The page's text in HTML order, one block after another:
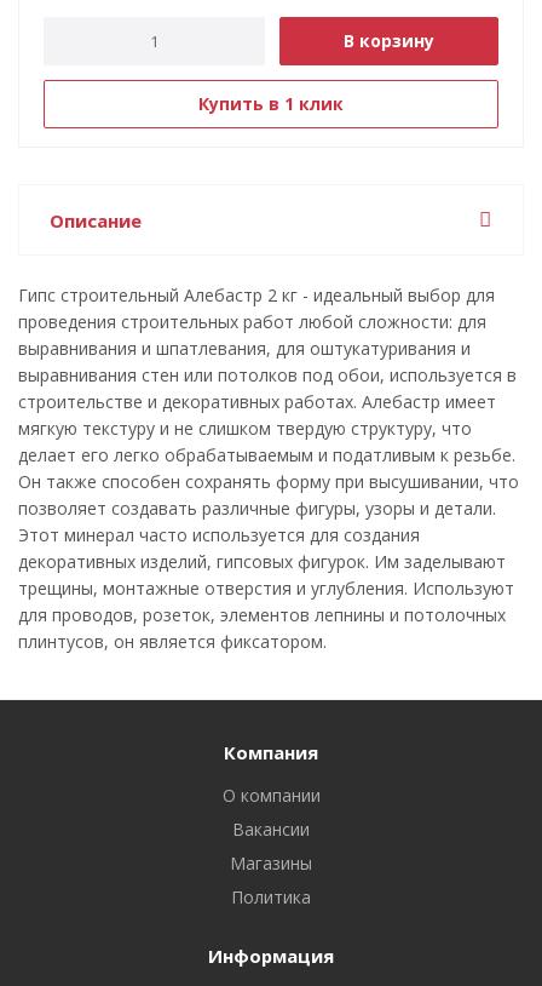
В корзину
Купить в 1 клик
Описание
Гипс строительный Алебастр 2 кг - идеальный выбор для
проведения строительных работ любой сложности: для
выравнивания и шпатлевания, для оштукатуривания и
выравнивания стен или потолков под обои, используется в
строительстве и декоративных работах. Алебастр имеет
мягкую текстуру и не слишком твердую структуру, что
делает его легко обрабатываемым и податливым к резьбе.
Он также способен сохранять форму при высушивании, что
позволяет создавать различные фигуры, узоры и детали.
Этот минерал часто используется для создания
декоративных изделий, гипсовых фигурок. Им заделывают
трещины, монтажные отверстия и углубления. Используют
для проводов, розеток, элементов лепнины и потолочных
плинтусов, он является фиксатором.
Компания
О компании
Вакансии
Магазины
Политика
Информация